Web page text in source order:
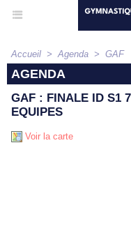
Accueil > Agenda > GAF
AGENDA
GAF : FINALE ID S1
EQUIPES
Voir la carte